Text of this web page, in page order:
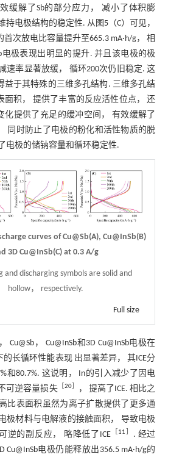
缓解了Sb的部分应力， 减小了体积膨
持电极结构的稳定性. 从图5 （C）可见，
首次放电比容量提升至665.3 mA·h/g， 相
电极表现出明显的提升. 并且该电极的极
速率显著放缓， 循环200次仍旧稳定. 这
益于其特殊的三维多孔结构. 三维多孔结
面积， 提供了丰富的反应活性位点， 还
化提供了充足的缓冲空间， 有效缓解了
同时防止了电极的粉化和活性物质的脱
电极的储钠容量和循环稳定性.
curves of Cu@Sb(A), Cu@InSb(B)
3D Cu@InSb(C) at 0.3 A/g
and discharging symbols are solid and
hollow， respectively.
Full size
Cu@Sb， Cu@InSb和3D Cu@InSb电极在
的长循环性能表现 出显著差异， 其ICE分
和80.7%. 这说明， In的引入减少了因电
可逆容量损失
20］
， 提高了ICE. 相比之
比表面积虽然为离子扩散提供了更多通
极材料与电解液的接触面积， 导致电极
逆的副反应， 略降低了ICE［ 11
. 经过
Cu@InSb电极仍能释放出356.5 mA·h/g的